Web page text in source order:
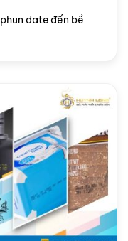
date đến bề